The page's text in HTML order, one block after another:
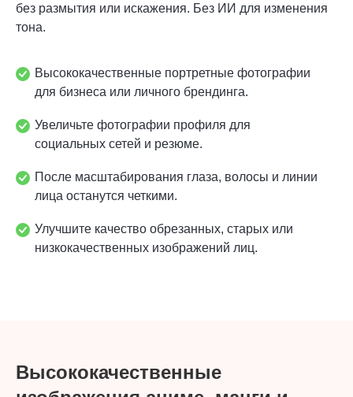
без размытия или искажения. Без ИИ для изменения
тона.
Высококачественные портретные фотографии
для бизнеса или личного брендинга.
Увеличьте фотографии профиля для
социальных сетей и резюме.
После масштабирования глаза, волосы и линии
лица останутся четкими.
Улучшите качество обрезанных, старых или
низкокачественных изображений лиц.
Высококачественные